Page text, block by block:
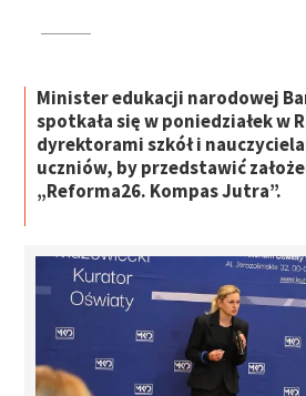
Minister edukacji narodowej
spotkała się w poniedziałek w
dyrektorami szkół i
uczniów, by przedstawić
„Reforma26. Kompas Jutra”.